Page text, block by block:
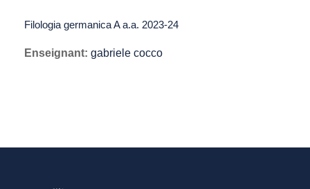
Filologia germanica A a.a. 2023-24
Enseignant: gabriele cocco